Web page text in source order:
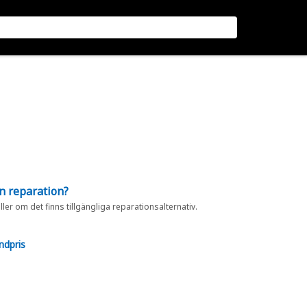
reparation?
om det finns tillgängliga reparationsalternativ.